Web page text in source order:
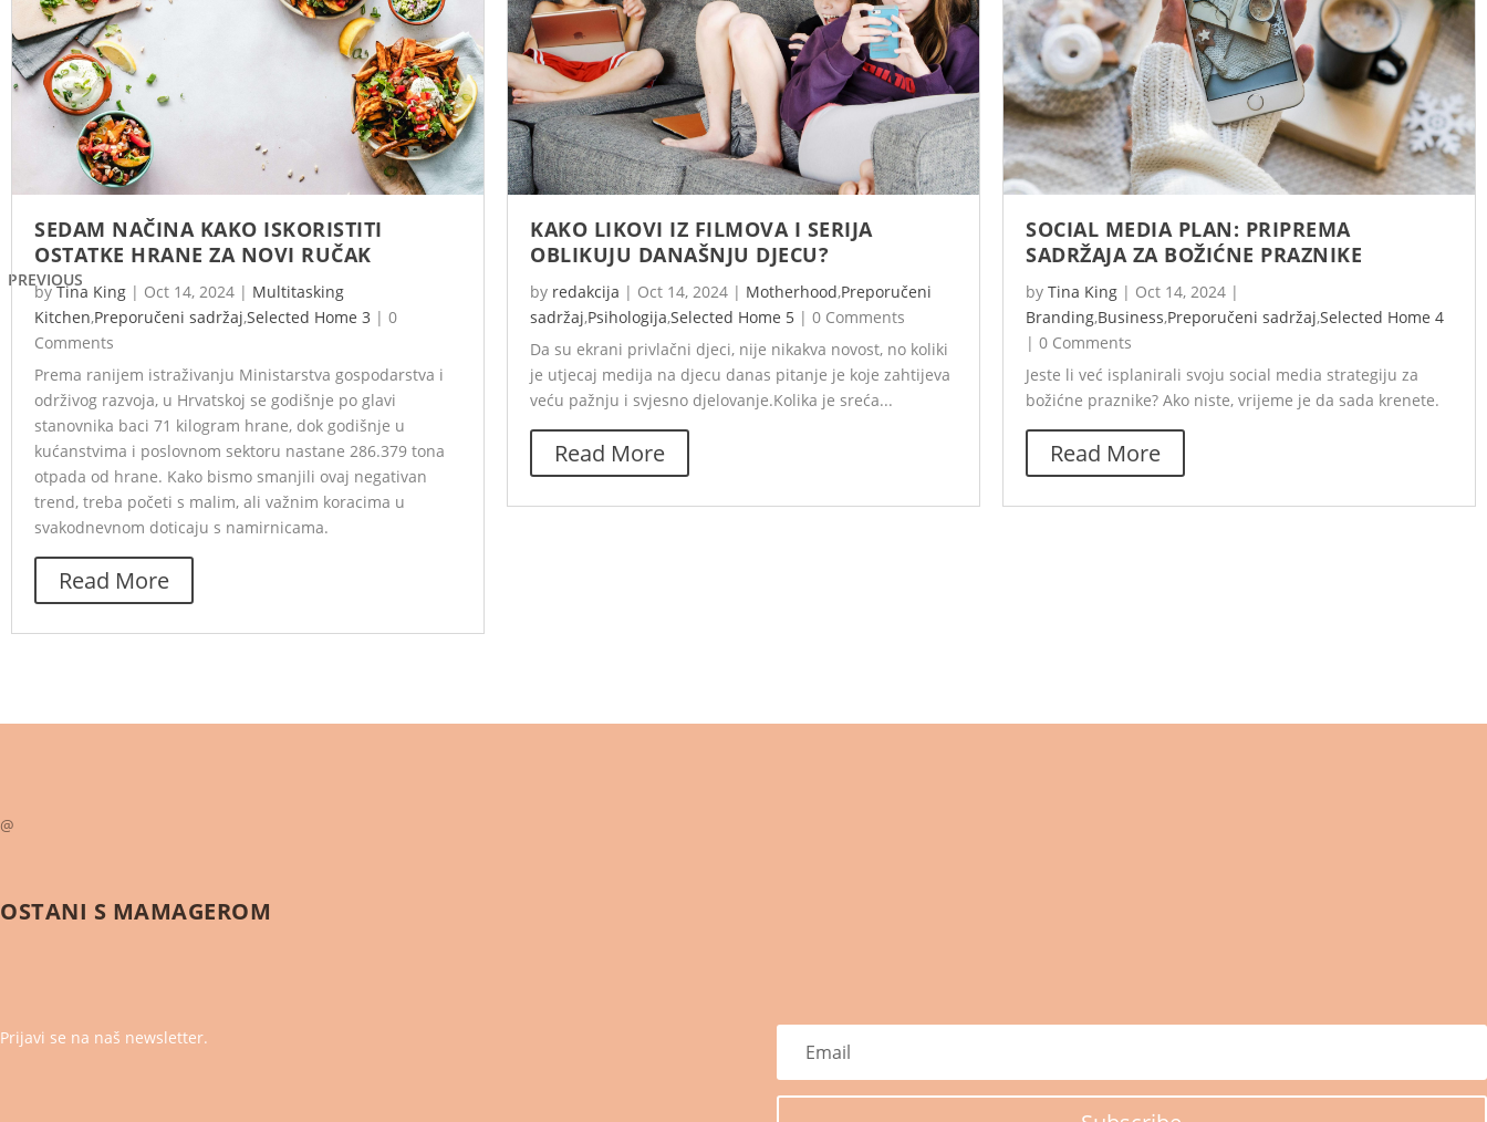
PREVIOUS
SEDAM NAČINA KAKO ISKORISTITI
OSTATKE HRANE ZA NOVI RUČAK
by Tina King | Oct 14, 2024 | Multitasking
Kitchen,Preporučeni sadržaj,Selected Home 3 | 0
Comments
Prema ranijem istraživanju Ministarstva gospodarstva i
održivog razvoja, u Hrvatskoj se godišnje po glavi
stanovnika baci 71 kilogram hrane, dok godišnje u
kućanstvima i poslovnom sektoru nastane 286.379 tona
otpada od hrane. Kako bismo smanjili ovaj negativan
trend, treba početi s malim, ali važnim koracima u
svakodnevnom doticaju s namirnicama.
Read More
KAKO LIKOVI IZ FILMOVA I SERIJA
OBLIKUJU DANAŠNJU DJECU?
by redakcija | Oct 14, 2024 | Motherhood,Preporučeni
sadržaj,Psihologija,Selected Home 5 | 0 Comments
Da su ekrani privlačni djeci, nije nikakva novost, no koliki
je utjecaj medija na djecu danas pitanje je koje zahtijeva
veću pažnju i svjesno djelovanje.Kolika je sreća...
Read More
SOCIAL MEDIA PLAN: PRIPREMA
SADRŽAJA ZA BOŽIĆNE PRAZNIKE
by Tina King | Oct 14, 2024 |
Branding,Business,Preporučeni sadržaj,Selected Home 4
| 0 Comments
Jeste li već isplanirali svoju social media strategiju za
božićne praznike? Ako niste, vrijeme je da sada krenete.
Read More
@
OSTANI S MAMAGEROM
Prijavi se na naš newsletter.